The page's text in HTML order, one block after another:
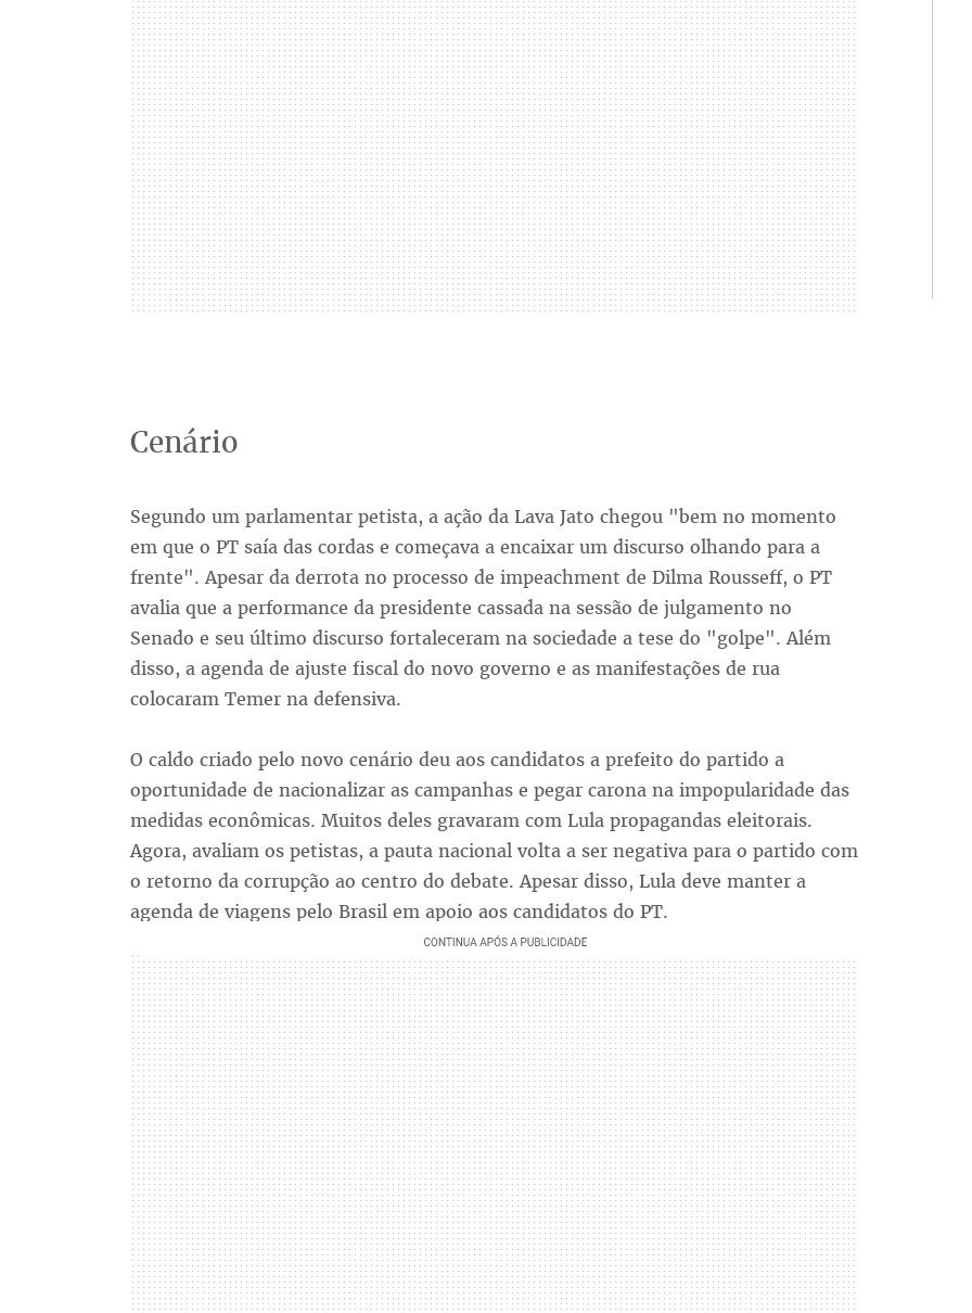
Cenário
Segundo um parlamentar petista, a ação da Lava Jato chegou "bem no momento
em que o PT saía das cordas e começava a encaixar um discurso olhando para a
frente". Apesar da derrota no processo de impeachment de Dilma Rousseff, o PT
avalia que a performance da presidente cassada na sessão de julgamento no
Senado e seu último discurso fortaleceram na sociedade a tese do "golpe". Além
disso, a agenda de ajuste fiscal do novo governo e as manifestações de rua
colocaram Temer na defensiva.
O caldo criado pelo novo cenário deu aos candidatos a prefeito do partido a
oportunidade de nacionalizar as campanhas e pegar carona na impopularidade das
medidas econômicas. Muitos deles gravaram com Lula propagandas eleitorais.
Agora, avaliam os petistas, a pauta nacional volta a ser negativa para o partido com
o retorno da corrupção ao centro do debate. Apesar disso, Lula deve manter a
agenda de viagens pelo Brasil em apoio aos candidatos do PT.